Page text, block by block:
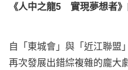
《人中之龍5 實現夢想者》
自「東城會」與「近江聯盟
再次發展出錯綜複雜的龐大